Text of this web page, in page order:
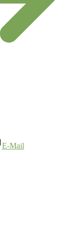
E-Mail